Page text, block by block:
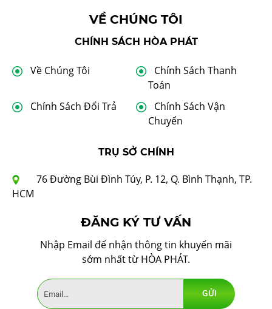
VỀ CHÚNG TÔI
CHÍNH SÁCH HÒA PHÁT
Về Chúng Tôi
Chính Sách Thanh
Toán
Chính Sách Đổi Trả
Chính Sách Vận
Chuyển
TRỤ SỞ CHÍNH
76 Đường Bùi Đình Túy, P. 12, Q. Bình Thạnh, TP.
HCM
ĐĂNG KÝ TƯ VẤN
Nhập Email để nhận thông tin khuyến mãi
sớm nhất từ HÒA PHÁT.